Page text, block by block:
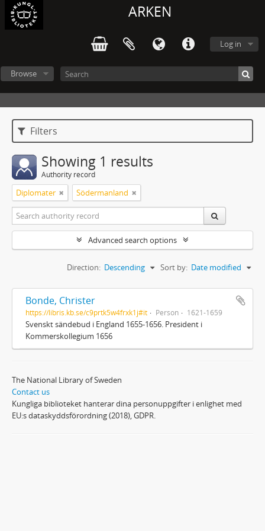
ARKEN
Log in
Browse
Filters
Showing 1 results
Authority record
Diplomater Södermanland
Advanced search options
Sort by: Date modified
Direction: Descending
Bonde, Christer
https://libris.kb.se/c9prtk5w4frxk1j#it Person 1621-1659
Svenskt sändebud i England 1655-1656. President i
Kommerskollegium 1656
The National Library of Sweden
Contact us
Kungliga biblioteket hanterar dina personuppgifter i enlighet med
EU:s dataskyddsförordning (2018), GDPR.